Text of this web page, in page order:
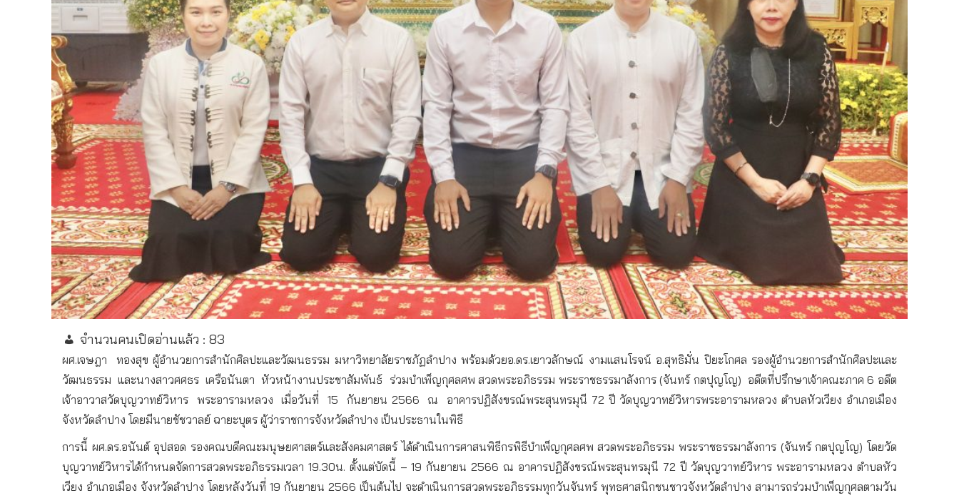
จำนวนคนเปิดอ่านแล้ว : 83
ผศ.เจษฎา ทองสุข ผู้อำนวยการสำนักศิลปะและวัฒนธรรม มหาวิทยาลัยราชภัฏลำปาง พร้อมด้วยอ.ดร.เยาวลักษณ์ งามแสนโรจน์ อ.สุทธิมั่น ปิยะโกศล รองผู้อำนวยการสำนักศิลปะและ
วัฒนธรรม และนางสาวศศธร เครือนันตา หัวหน้างานประชาสัมพันธ์ ร่วมบำเพ็ญกุศลศพ สวดพระอภิธรรม พระราชธรรมาลังการ(จันทร์ กตปุญโญ) อดีตที่ปรึกษาเจ้าคณะภาค 6 อดีต
เจ้าอาวาสวัดบุญวาทย์วิหาร
พระอารามหลวง เมื่อวันที่ 15 กันยายน 2566 ณ อาคารปฏิสังขรณ์พระสุนทรมุนี 72 ปี วัดบุญวาทย์วิหารพระอารามหลวง ตำบลหัวเวียง อำเภอเมือง
จังหวัดลำปาง โดยมีนายชัชวาลย์ ฉายะบุตร ผู้ว่าราชการจังหวัดลำปาง เป็นประธานในพิธี
การนี้ ผศ.ดร.อนันต์ อุปสอด รองคณบดีคณะมนุษยศาสตร์และสังคมศาสตร์ ได้ดำเนินการศาสนพิธีกรพิธีบำเพ็ญกุศลศพ สวดพระอภิธรรม พระราชธรรมาลังการ (จันทร์ กตปุญโญ)โดยวัด
บุญวาทย์วิหารได้กำหนดจัดการสวดพระอภิธรรมเวลา 19.30น. ตั้งแต่บัดนี้ – 19กันยายน 2566 ณ อาคารปฏิสังขรณ์พระสุนทรมุนี 72 ปี วัดบุญวาทย์วิหาร พระอารามหลวง ตำบลหัว
เวียง อำเภอเมือง จังหวัดลำปาง โดยหลังวันที่ 19 กันยายน 2566 เป็นต้นไป จะดำเนินการสวดพระอภิธรรมทุกวันจันทร์ พุทธศาสนิกชนชาวจังหวัดลำปาง สามารถร่วมบำเพ็ญกุศลตามวัน